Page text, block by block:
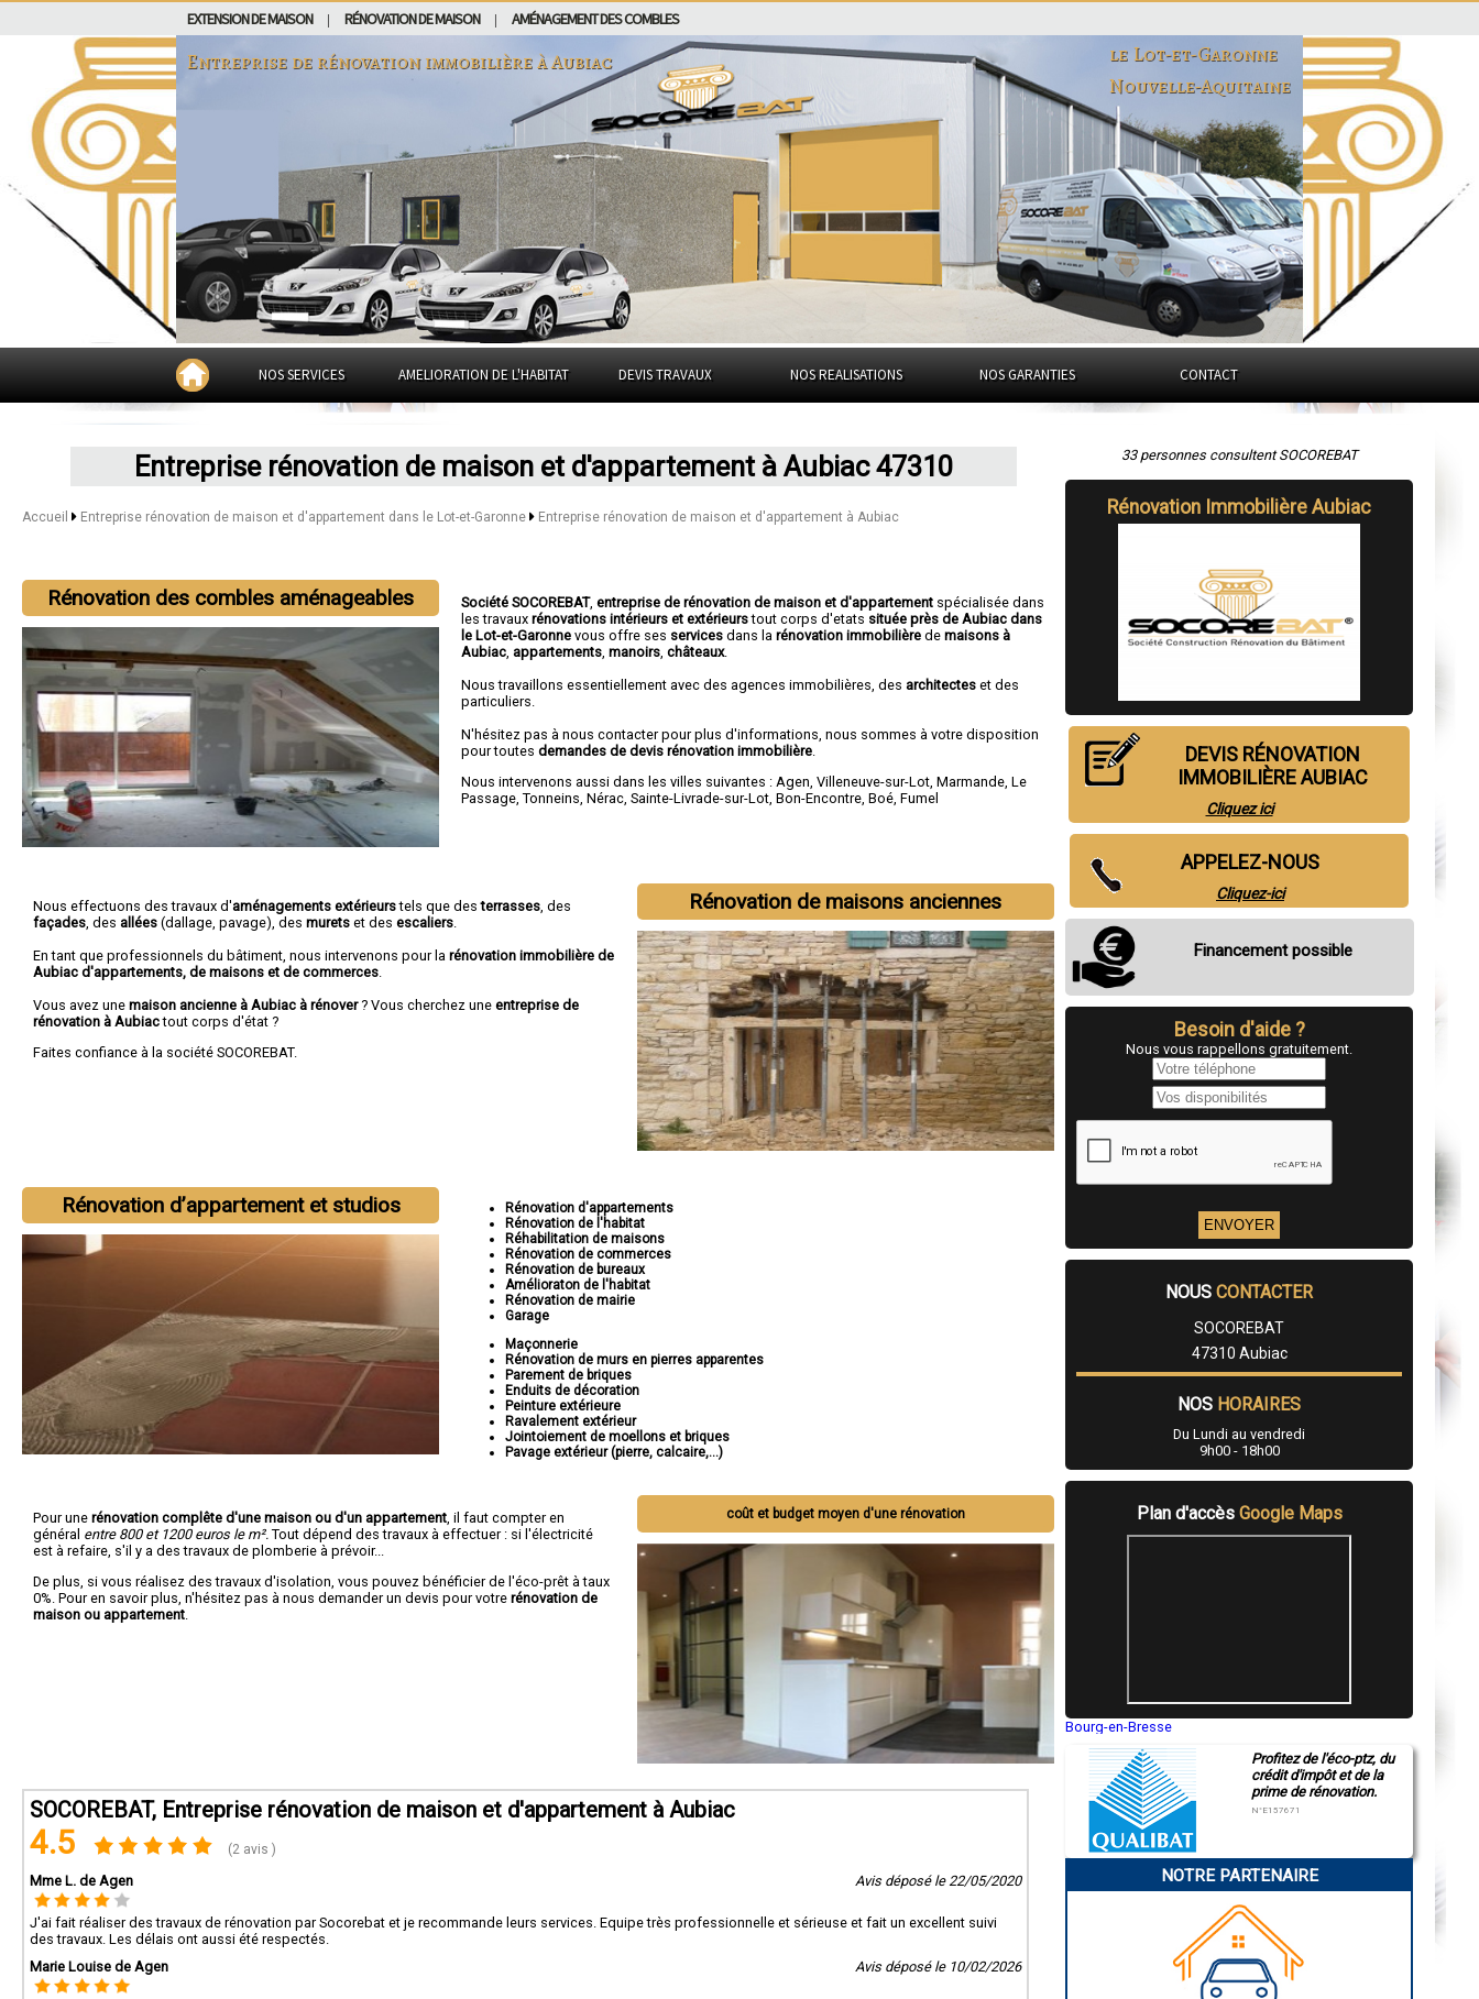
EXTENSION DE MAISON RÉNOVATION DE MAISON AMÉNAGEMENT DES COMBLES
Entreprise de rénovation immobilière àAubiac
le Lot-et-Garonne
Nouvelle-Aquitaine
NOS SERVICES AMELIORATION DE L'HABITAT DEVIS TRAVAUX NOS REALISATIONS NOS GARANTIES CONTACT
Entreprise rénovation de maison et d'appartement à Aubiac 47310
Accueil Entreprise rénovation de maison et d'appartement dans le Lot-et-Garonne Entreprise rénovation de maison et d'appartement à Aubiac
Rénovation des combles aménageables Société SOCOREBAT,entreprise de rénovation de maison et d'appartement spécialisée dans
les travauxrénovations intérieurs et extérieurstout corps d'etats située près de Aubiac dans
le Lot-et-Garonnevous offre ses services dans larénovation immobilière demaisons à
Aubiac appartements ,manoirs ,châteaux.
Nous travaillons essentiellement avec des agences immobilières, des architectes et des
particuliers.
N'hésitez pas à nous contacter pour plus d'informations, nous sommes à votre disposition
pour toutesdemandes de devis rénovation immobilière
Nous intervenons aussi dans les villes suivantes : Agen ,Villeneuve-sur-Lot ,Marmande ,Le
Passage ,Tonneins ,Nérac ,Sainte-Livrade-sur-Lot ,Bon-Encontre ,Boé ,Fumel
Rénovation de maisons anciennes
Nous effectuons des travaux d'aménagements extérieurstels que desterrasses , des
façades , des allées (dallage, pavage), des murets et des escaliers
En tant que professionnels du bâtiment, nous intervenons pour la rénovation immobilière de
Aubiac d'appartements, de maisons et de commerces
Vous avez une maison ancienne à Aubiac à rénover? Vous cherchez une entreprise de
rénovation à Aubiactout corps d'état ?
Faites confiance à la société SOCOREBAT.
Rénovation d’appartement et studios
Rénovation d'appartements
Rénovation de l'habitat
Réhabilitation de maisons
Rénovation de commerces
Rénovation de bureaux
Amélioraton de l'habitat
Rénovation de mairie
Garage
Maçonnerie
Rénovation de murs en pierres apparentes
Parement de briques
Enduits de décoration
Peinture extérieure
Ravalement extérieur
Jointoiement de moellons et briques
Pavage extérieur (pierre, calcaire,...)
coût et budget moyen d'une rénovation
Pour une rénovation complête d'une maison ou d'un appartement , il faut compter en
général entre 800 et 1200 euros le m². Tout dépend des travaux à effectuer : si l'électricité
est à refaire, s'il y a des travaux de plomberie à prévoir...
De plus, si vous réalisez des travaux d'isolation, vous pouvez bénéficier de l'éco-prêt à taux
0%. Pour en savoir plus, n'hésitez pas à nous demander un devis pour votre rénovation de
maison ou appartement
SOCOREBAT, Entreprise rénovation de maison et d'appartement à Aubiac
4.5 (2 avis )
Mme L. de Agen Avis déposé le 22/05/2020
J'ai fait réaliser des travaux de rénovation par Socorebat et je recommande leurs services. Equipe très professionnelle et sérieuse et fait un excellent suivi
des travaux. Les délais ont aussi été respectés.
Marie Louise de Agen
Avis déposé le 10/02/2026
33 personnes consultent SOCOREBAT
Rénovation Immobilière Aubiac
DEVIS RÉNOVATION
IMMOBILIÈRE AUBIAC
Cliquez ici
APPELEZ-NOUS
Cliquez-ici
Financement possible
Besoin d'aide ?
Nous vous rappellons gratuitement.
NOUS CONTACTER
SOCOREBAT
47310 Aubiac
NOS HORAIRES
Du Lundi au vendredi
9h00 - 18h00
Plan d'accès Google Maps
Bourg-en-Bresse
Montluçon
Manosque
Gap
Charleville-Mézières
Pamiers
Narbonne
Profitez de l'éco-ptz, du
crédit d'impôt et de la
prime de rénovation.
N°E157671
NOTRE PARTENAIRE